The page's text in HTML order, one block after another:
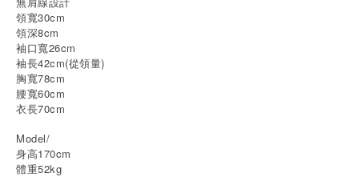
領寬30cm
領深8cm
袖口寬26cm
袖長42cm(從領量)
胸寬78cm
腰寬60cm
衣長70cm
Model/
身高170cm
體重52kg